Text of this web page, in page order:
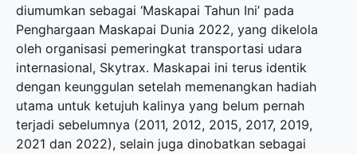
diumumkan sebagai ‘Maskapai Tahun Ini’ pada
Penghargaan Maskapai Dunia 2022, yang dikelola
oleh organisasi pemeringkat transportasi udara
internasional, Skytrax. Maskapai ini terus identik
dengan keunggulan setelah memenangkan hadiah
utama untuk ketujuh kalinya yang belum pernah
terjadi sebelumnya (2011, 2012, 2015, 2017, 2019,
2021 dan 2022), selain juga dinobatkan sebagai